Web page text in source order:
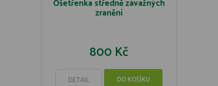
Ošetřenka středně závažných
zranění
800 Kč
DETAIL DO KOŠÍKU